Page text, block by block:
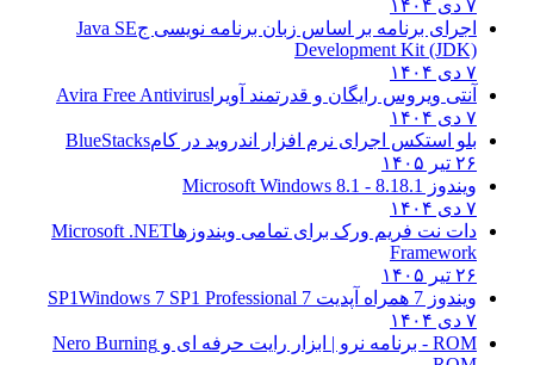
۷ دی ۱۴۰۴
اجرای برنامه بر اساس زبان برنامه نویسی جJava SE
Development Kit (JDK)
۷ دی ۱۴۰۴
آنتی ویروس رایگان و قدرتمند آویرا Avira Free Antivirus
۷ دی ۱۴۰۴
بلو استکس اجرای نرم افزار اندروید در کامBlueStacks
۲۶ تیر ۱۴۰۵
ویندوز 8.1
8.1 - Microsoft Windows 8.1
۷ دی ۱۴۰۴
دات نت فریم ورک برای تمامی ویندوزهاMicrosoft .NET
Framework
۲۶ تیر ۱۴۰۵
ویندوز 7 همراه آپدیت 7 SP1
Windows 7 SP1 Professional
۷ دی ۱۴۰۴
ROM - برنامه نرو | ابزار رایت حرفه ای و
Nero Burning